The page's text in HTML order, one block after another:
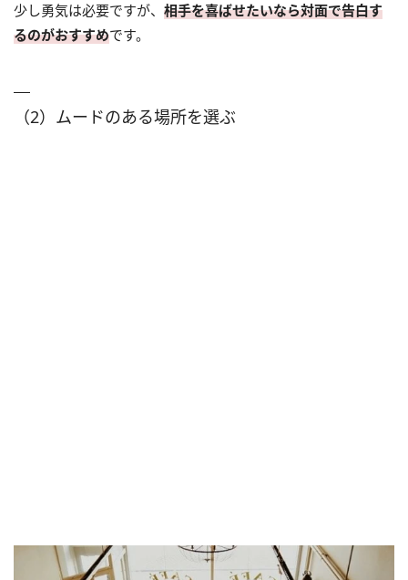
少し勇気は必要ですが、 相手を喜ばせたいなら対面で告白す
るのがおすすめです。
（2）ムードのある場所を選ぶ